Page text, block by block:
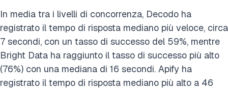
In media tra i livelli di concorrenza, Decodo ha
registrato il tempo di risposta mediano più veloce, circa
7 secondi, con un tasso di successo del 59%, mentre
Bright Data ha raggiunto il tasso di successo più alto
(76%) con una mediana di 16 secondi. Apify ha
registrato il tempo di risposta mediano più alto a 46